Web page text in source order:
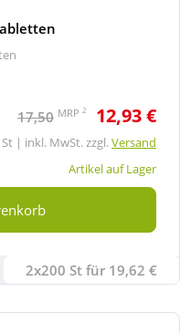
17,50 MRP 2 12,93 €
| inkl. MwSt. zzgl.Versand
Artikel auf Lager
2x200 St für 19,62 €